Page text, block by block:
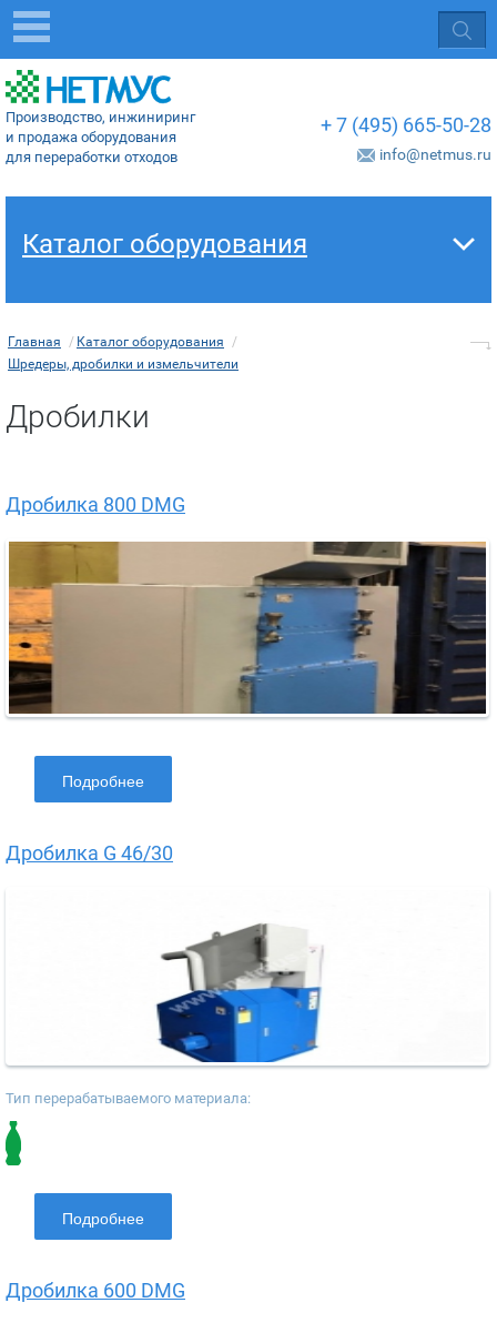
Производство, инжиниринг
и продажа оборудования
для переработки отходов
+ 7 (495) 665-50-28
info@netmus.ru
Каталог оборудования
Главная / Каталог оборудования
/
Шредеры, дробилки и измельчители
Дробилки
Дробилка 800 DMG
Подробнее
Дробилка G 46/30
Тип перерабатываемого материала:
Подробнее
Дробилка 600 DMG